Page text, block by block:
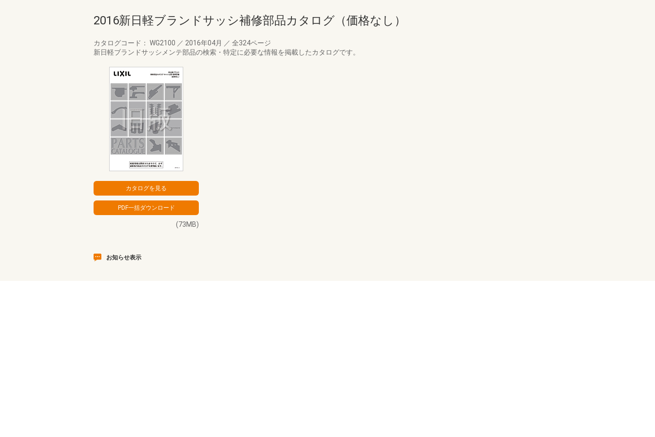
2016新日軽ブランドサッシ補修部品カタログ（価格なし）
カタログコード： WG2100 ／ 2016年04月 ／ 全324ページ
新日軽ブランドサッシメンテ部品の検索・特定に必要な情報を掲載したカタログです。
(73MB)
お知らせ表示